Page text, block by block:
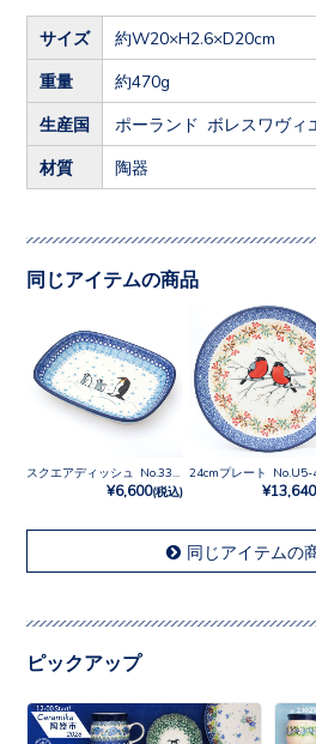
サイズ 約W20×H2.6×D20cm
重量 約470g
生産国 ポーランド ボレスワヴィ
材質 陶器
同じアイテムの商品
¥6,600(税込)
24cmプレート No.U5-
¥13,640
同じアイテムの
ピックアップ